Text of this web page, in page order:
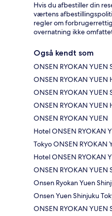
Hvis du afbestiller din
værtens
regler om
overnatning ikke
Også kendt som
ONSEN RYOKAN YUEN
ONSEN RYOKAN YUEN
ONSEN RYOKAN YUEN
ONSEN RYOKAN YUEN
ONSEN RYOKAN YUEN
Hotel ONSEN RYOKAN
Tokyo ONSEN RYOKAN
Hotel ONSEN RYOKAN
ONSEN RYOKAN YUEN
Onsen Ryokan Yuen
Onsen Yuen Shinjuku
ONSEN RYOKAN YUEN